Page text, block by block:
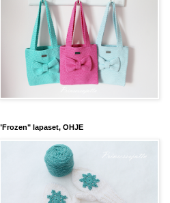
lapaset, OHJE